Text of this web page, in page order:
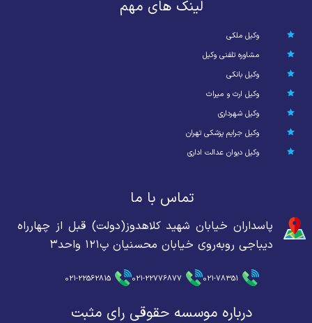
لینک های مهم
وکیل ملکی
مشاوره تلفنی وکیل
وکیل بانکی
وکیل ارث و میراث
وکیل شهرداری
وکیل جرایم پزشکی تهران
وکیل دیوان عدالت اداری
تماس با ما
پاسداران خیابان شهید کلاهدوز(دولت) قبل از چهارراه
دیباجی روبه‌روی خیابان محسنیان پ۱۲۱ واحد۳
021-78351
021-22776877
021-22562815
درباره موسسه حقوقی رای مثبت